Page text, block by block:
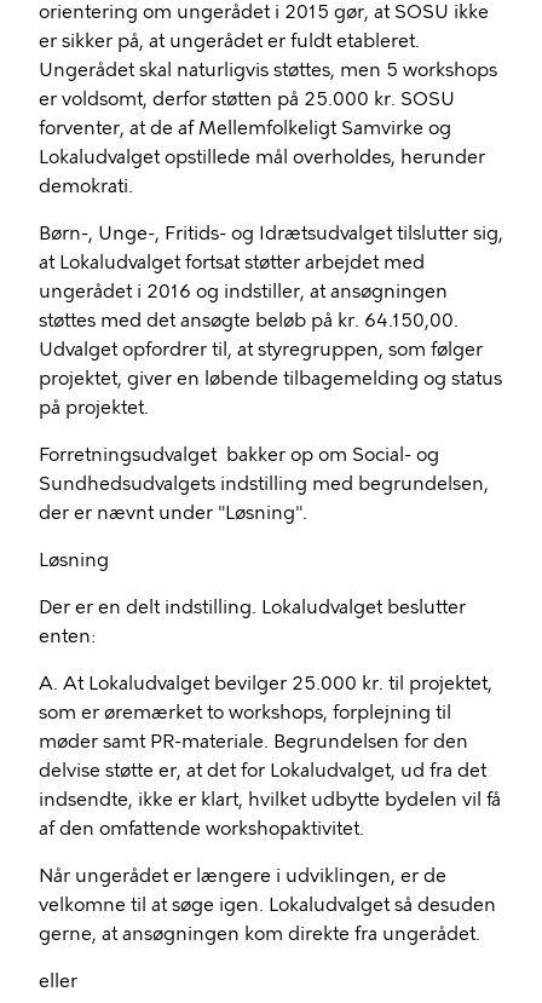
oriente­ring om ungerådet i 2015 gør, at SOSU ikke
er sikker på, at ungerådet er fuldt etableret.
Ungerådet skal naturligvis støttes, men 5 workshops
er voldsomt, derfor støtten på 25.000 kr. SOSU
forventer, at de af Mellemfolkeligt Samvirke og
Lokaludvalget opstil­lede mål overholdes, herunder
demokrati.
Børn-, Unge-, Fritids- og Idrætsudvalget tilslutter sig,
at Lokaludvalget fortsat støtter arbejdet med
ungerådet i 2016 og indstiller, at ansøgningen
støttes med det ansøgte beløb på kr. 64.150,00.
Udvalget opfordrer til, at styregruppen, som følger
projektet, giver en løbende tilbagemelding og status
på projektet.
Forretningsudvalget bakker op om Social- og
Sundhedsudvalgets indstilling med begrundelsen,
der er nævnt under "Løsning".
Løsning
Der er en delt indstilling. Lokaludvalget beslutter
enten:
A. At Lokaludvalget bevilger 25.000 kr. til projektet,
som er øremærket to workshops, forplejning til
møder samt PR-materiale. Begrundelsen for den
delvise støtte er, at det for Lokaludvalget, ud fra det
indsendte, ikke er klart, hvilket udbytte bydelen vil få
af den omfattende workshopaktivitet.
Når ungerådet er længere i udviklingen, er de
velkomne til at søge igen. Lokaludvalget så desuden
gerne, at ansøgningen kom direkte fra ungerådet.
eller